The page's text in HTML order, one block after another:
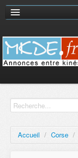
Accueil / Corse /